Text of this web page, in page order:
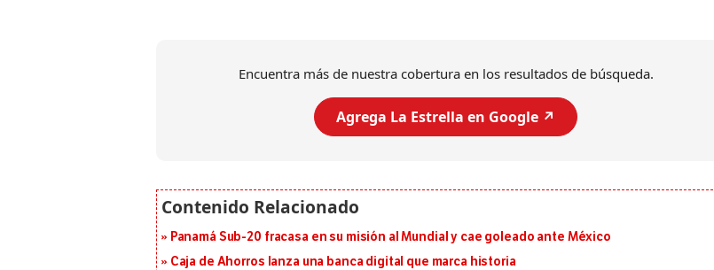
Encuentra más de nuestra cobertura en los resultados de búsqueda.
Agrega La Estrella en Google ↗️
Panamá Sub-20 fracasa en su misión al Mundial y cae goleado ante México
Caja de Ahorros lanza una banca digital que marca historia
Entre recuerdos y escuetas
da Silva, oficializó este domingo su
candidatura